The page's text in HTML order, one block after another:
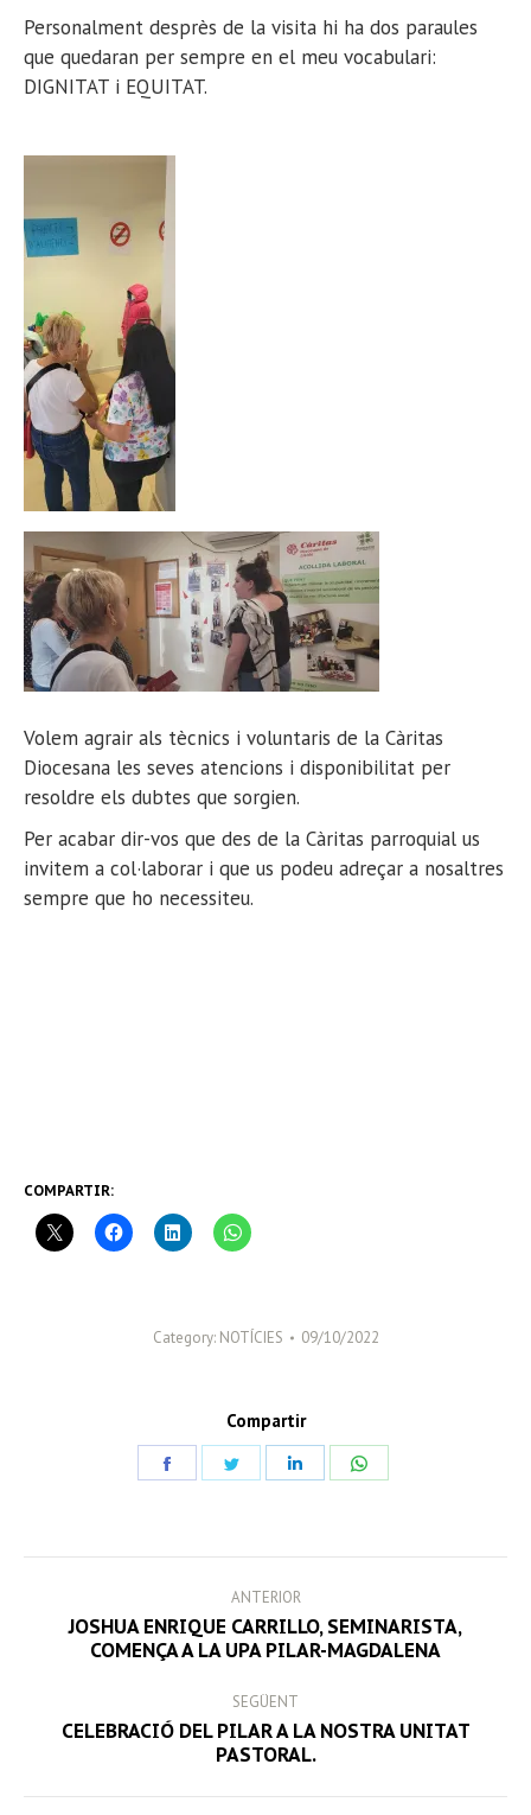
Personalment desprès de la visita hi ha dos paraules
que quedaran per sempre en el meu vocabulari:
DIGNITAT i EQUITAT.
Volem agrair als tècnics i voluntaris de la Càritas
Diocesana les seves atencions i disponibilitat per
resoldre els dubtes que sorgien.
Per acabar dir-vos que des de la Càritas parroquial us
invitem a col·laborar i que us podeu adreçar a nosaltres
sempre que ho necessiteu.
COMPARTIR:
Category: NOTÍCIES 09/10/2022
Compartir
NAVIGATION
ANTERIOR
Previous
JOSHUA ENRIQUE CARRILLO, SEMINARISTA,
COMENÇA A LA UPA PILAR-MAGDALENA
SEGÜENT
Next
CELEBRACIÓ DEL PILAR A LA NOSTRA UNITAT
PASTORAL.